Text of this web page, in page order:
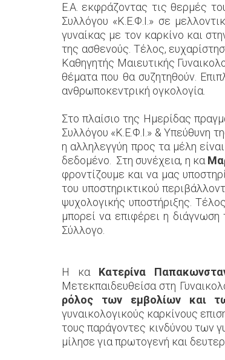
Ε.Α. εκφράζοντας τις θερμές
Συλλόγου «Κ.Ε.Φ.Ι.» σε
γυναίκας με τον καρκίνο και
της ασθενούς. Τέλος,
Καθηγητής Μαιευτικής
θέματα που θα συζητηθούν.
ανθρωποκεντρική ογκολογία.
Στο πλαίσιο της Ημερίδας
Συλλόγου «Κ.Ε.Φ.Ι.» & Υπεύθυνη
η αλληλεγγύη προς τα μέλη
δεδομένο. Στη συνέχεια, η κα
φροντίζουμε και να μας
του υποστηρικτικού
ψυχολογικής υποστήριξης.
μπορεί να επιφέρει η
Σύλλογο.
Η κα Κατερίνα
Μετεκπαιδευθείσα στη
ρόλος των εμβολίων και
γυναικολογικούς καρκίνους
τους παράγοντες κινδύνου των
μίλησε για πρωτογενή και